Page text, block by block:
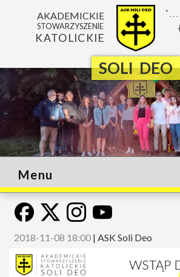
SOLI DEO
AKADEMICKIE
STOWARZYSZENIE
KATOLICKIE
Menu
2018-11-08 18:00 | ASK Soli Deo